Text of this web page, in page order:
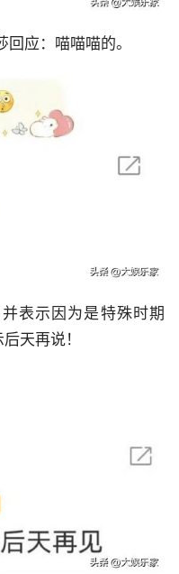
应：喵喵喵的。
表示因为是特殊时期
天再说！